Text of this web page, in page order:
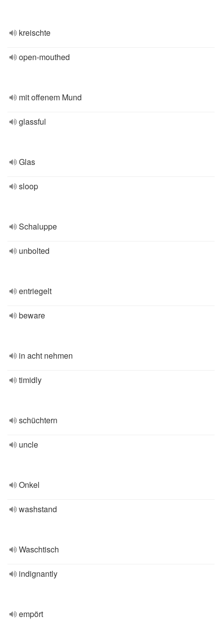
kreischte
open-mouthed
mit offenem Mund
glassful
Glas
sloop
Schaluppe
unbolted
entriegelt
beware
in acht nehmen
timidly
schüchtern
uncle
Onkel
washstand
Waschtisch
indignantly
empört